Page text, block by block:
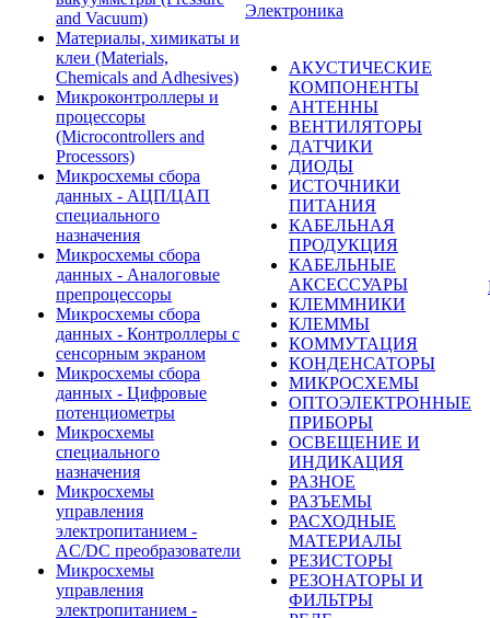
and Vacuum)
Материалы, химикаты и
клеи (Materials,
Chemicals and Adhesives)
Микроконтроллеры и
процессоры
(Microcontrollers and
Processors)
Микросхемы сбора
данных - АЦП/ЦАП
специального
назначения
Микросхемы сбора
данных - Аналоговые
препроцессоры
Микросхемы сбора
данных - Контроллеры с
сенсорным экраном
Микросхемы сбора
данных - Цифровые
потенциометры
Микросхемы
специального
назначения
Микросхемы
управления
электропитанием -
AC/DC преобразователи
Микросхемы
управления
электропитанием -
Электроника
АКУСТИЧЕСКИЕ
КОМПОНЕНТЫ
АНТЕННЫ
ВЕНТИЛЯТОРЫ
ДАТЧИКИ
ДИОДЫ
ИСТОЧНИКИ
ПИТАНИЯ
КАБЕЛЬНАЯ
ПРОДУКЦИЯ
КАБЕЛЬНЫЕ
АКСЕССУАРЫ
КЛЕММНИКИ
КЛЕММЫ
КОММУТАЦИЯ
КОНДЕНСАТОРЫ
МИКРОСХЕМЫ
ОПТОЭЛЕКТРОННЫЕ
ПРИБОРЫ
ОСВЕЩЕНИЕ И
ИНДИКАЦИЯ
РАЗНОЕ
РАЗЪЕМЫ
РАСХОДНЫЕ
МАТЕРИАЛЫ
РЕЗИСТОРЫ
РЕЗОНАТОРЫ И
ФИЛЬТРЫ